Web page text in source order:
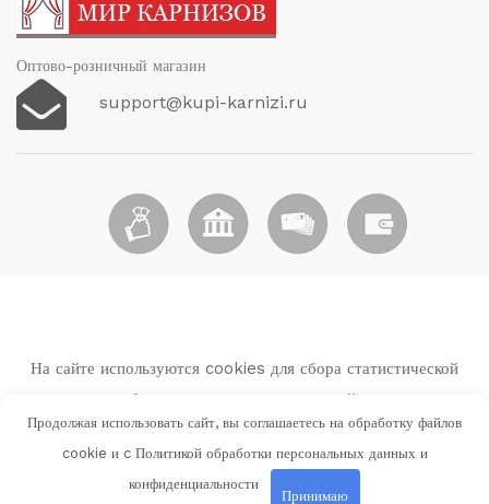
Оптово-розничный магазин
support@kupi-karnizi.ru
Продолжая использовать сайт, вы соглашаетесь на обработку файлов
cookie и c Политикой обработки персональных данных и
конфиденциальности
Принимаю
На сайте используются cookies для сбора статистической
информации о пользователях сайта.
Используя данный веб-сайт вы выражаете свое согласие с
Политикой обработки персональных данных и
конфиденциальности